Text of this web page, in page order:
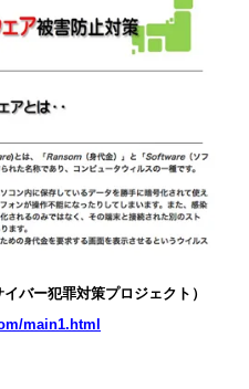
バー犯罪対策プロジェクト）
main1.html